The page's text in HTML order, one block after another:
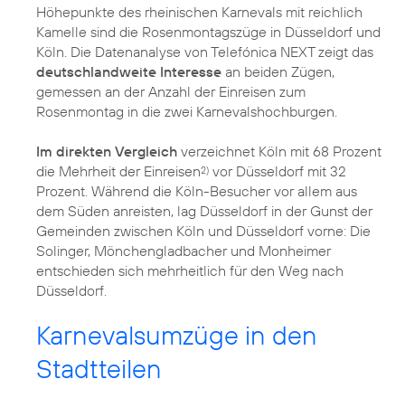
Höhepunkte des rheinischen Karnevals mit reichlich
Kamelle sind die Rosenmontagszüge in Düsseldorf und
Köln. Die Datenanalyse von Telefónica NEXT zeigt das
deutschlandweite Interesse an beiden Zügen,
gemessen an der Anzahl der Einreisen zum
Rosenmontag in die zwei Karnevalshochburgen.
Im direkten Vergleich verzeichnet Köln mit 68 Prozent
die Mehrheit der Einreisen2) vor Düsseldorf mit 32
Prozent. Während die Köln-Besucher vor allem aus
dem Süden anreisten, lag Düsseldorf in der Gunst der
Gemeinden zwischen Köln und Düsseldorf vorne: Die
Solinger, Mönchengladbacher und Monheimer
entschieden sich mehrheitlich für den Weg nach
Düsseldorf.
Karnevalsumzüge in den
Stadtteilen